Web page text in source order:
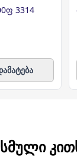
3314